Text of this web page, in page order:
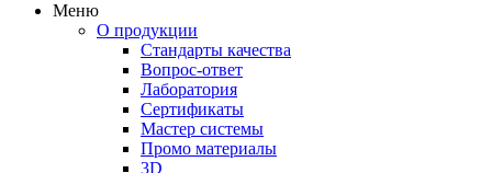
Меню
О продукции
Стандарты качества
Вопрос-ответ
Лаборатория
Сертификаты
Мастер системы
Промо материалы
3D